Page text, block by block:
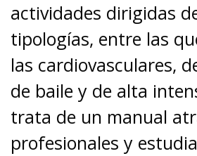
actividades dirigidas
tipologías, entre las
las cardiovasculares,
de baile y de alta
trata de un manual
profesionales y